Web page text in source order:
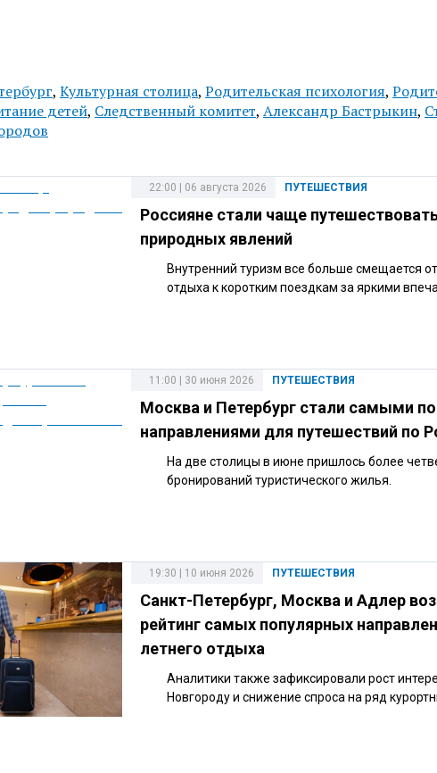
, Культурная столица, Родительская психология,
детей, Следственный комитет, Александр Бастрыкин,
ПУТЕШЕСТВИЯ
22:00 | 06 августа 2026
Россияне стали чаще
природных явлений
Внутренний туризм все больше смещается
отдыха к коротким поездкам за яркими
ПУТЕШЕСТВИЯ
11:00 | 30 июня 2026
Москва и Петербург стали самыми
направлениями для путешествий по
На две столицы в июне пришлось более
бронирований туристического жилья.
ПУТЕШЕСТВИЯ
19:30 | 10 июня 2026
Санкт-Петербург, Москва и Адлер
рейтинг самых популярных
летнего отдыха
Аналитики также зафиксировали рост
Новгороду и снижение спроса на ряд